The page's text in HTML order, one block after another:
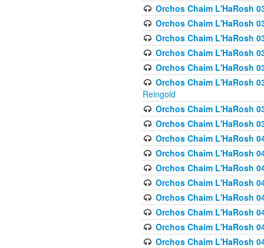
Orchos Chaim L'HaRosh
Orchos Chaim L'HaRosh
Orchos Chaim L'HaRosh
Orchos Chaim L'HaRosh
Orchos Chaim L'HaRosh
Orchos Chaim L'HaRosh
Reingold
Orchos Chaim L'HaRosh
Orchos Chaim L'HaRosh
Orchos Chaim L'HaRosh
Orchos Chaim L'HaRosh
Orchos Chaim L'HaRosh
Orchos Chaim L'HaRosh
Orchos Chaim L'HaRosh
Orchos Chaim L'HaRosh
Orchos Chaim L'HaRosh
Orchos Chaim L'HaRosh